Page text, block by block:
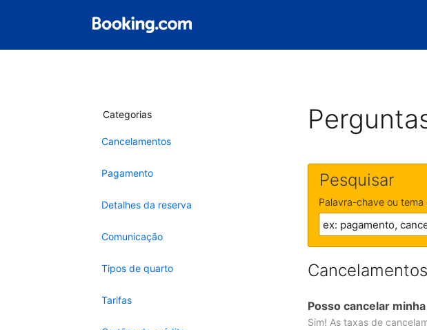
Categorias
Cancelamentos
Pagamento
Detalhes da reserva
Comunicação
Tipos de quarto
Tarifas
Pesquisar
Palavra-chave ou
Cancelamentos
Posso cancelar
Sim! As taxas de